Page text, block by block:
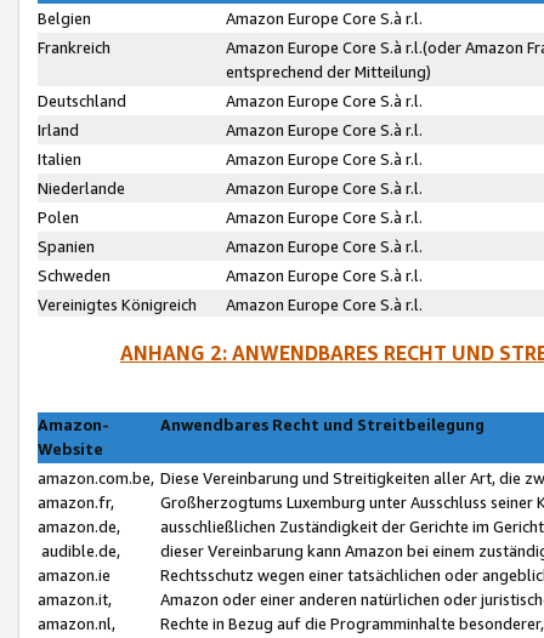
Belgien
Amazon Europe Core S.à r.l.
Frankreich
Amazon Europe Core S.à r.l.(oder Amazon
entsprechend der Mitteilung)
Deutschland
Amazon Europe Core S.à r.l.
Irland
Amazon Europe Core S.à r.l.
Italien
Amazon Europe Core S.à r.l.
Niederlande
Amazon Europe Core S.à r.l.
Polen
Amazon Europe Core S.à r.l.
Spanien
Amazon Europe Core S.à r.l.
Schweden
Amazon Europe Core S.à r.l.
Vereinigtes Königreich
Amazon Europe Core S.à r.l.
ANHANG 2: ANWENDBARES RECHT UND
Amazon-
Website
Anwendbares Recht und Streitbeilegung
amazon.com.be,
amazon.fr,
amazon.de,
audible.de,
amazon.ie
amazon.it,
amazon.nl,
Diese Vereinbarung und Streitigkeiten aller Art, die
Großherzogtums Luxemburg unter Ausschluss
ausschließlichen Zuständigkeit der Gerichte im
dieser Vereinbarung kann Amazon bei einem
Rechtsschutz wegen einer tatsächlichen oder
Amazon oder einer anderen natürlichen oder
Rechte in Bezug auf die Programminhalte